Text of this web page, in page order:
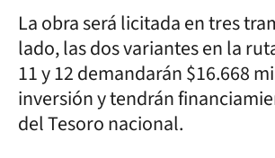
La obra será licitada en tres
lado, las dos variantes en la
11 y 12 demandarán $16.668
inversión y tendrán
del Tesoro nacional.